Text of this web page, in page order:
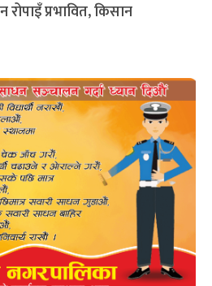
रोपाइँ प्रभावित, किसान